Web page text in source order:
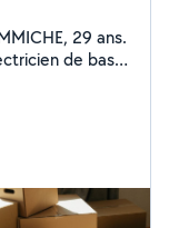
(la
montage
cavs,
Je